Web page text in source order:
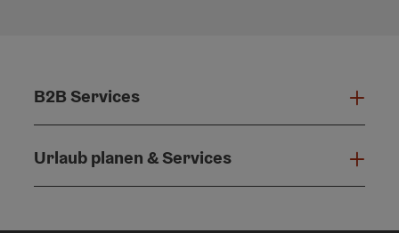
B2B Services
Urlaub planen & Services